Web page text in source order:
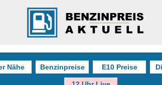
Nähe Benzinpreise E10 Preise